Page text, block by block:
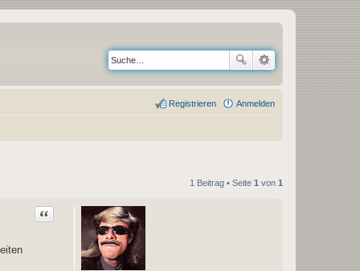
Anmelden
Registrieren
1 Beitrag • Seite 1 von 1
Zitat